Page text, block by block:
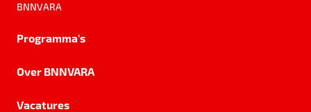
BNNVARA
Programma's
Over BNNVARA
Vacatures